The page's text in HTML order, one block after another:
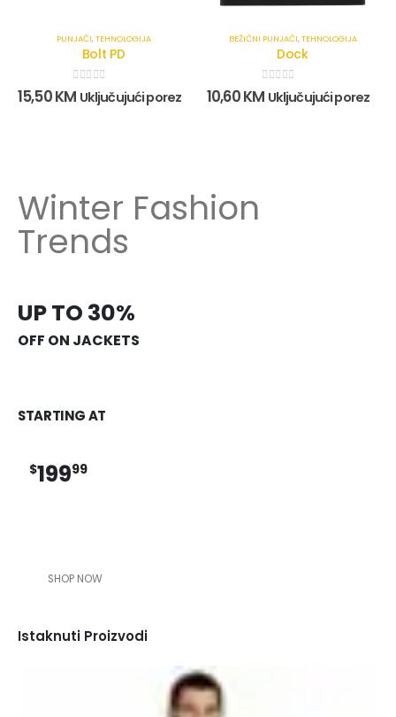
PUNJAČI,TEHNOLOGIJA
Bolt PD
0 out of 5
15,50KM Uključujući porez
BEŽIČNI PUNJAČI,TEHNOLOGIJA
Dock
0 out of 5
10,60KM Uključujući porez
Winter Fashion
Trends
UP TO 30%
OFF ON JACKETS
STARTING AT
$19999
SHOP NOW
Istaknuti Proizvodi